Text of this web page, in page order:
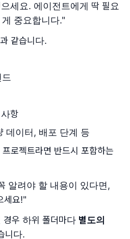
세요. 에이전트에게 딱 필요
중요합니다."
같습니다.
항
데이터, 배포 단계 등
로젝트라면 반드시 포함하는
알려야 할 내용이 있다면,
세요!"
경우 하위 폴더마다 별도의
니다.